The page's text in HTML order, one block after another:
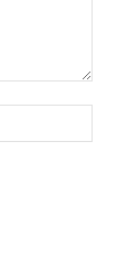
Web: